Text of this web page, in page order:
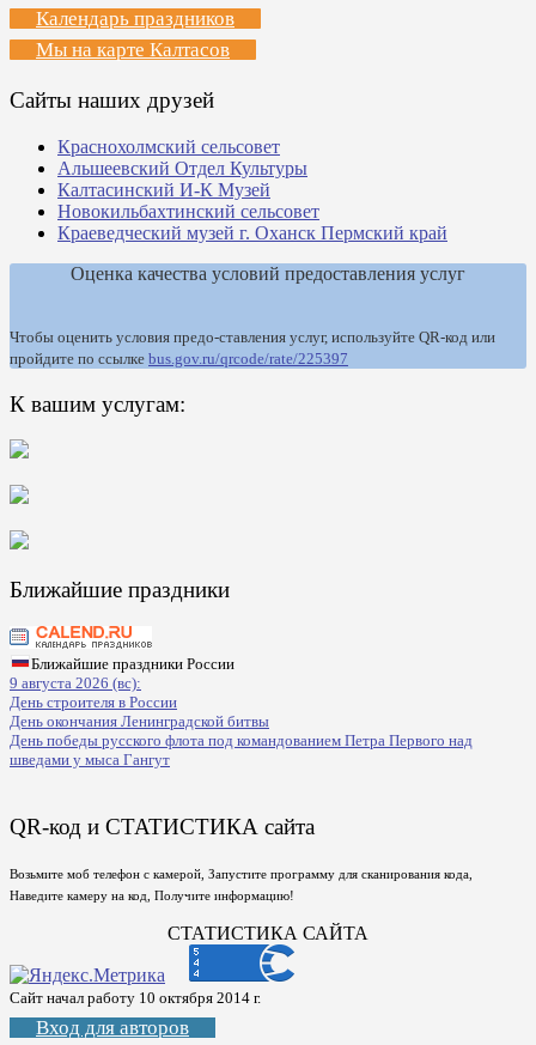
Календарь праздников
Мы на карте Калтасов
Сайты наших друзей
Краснохолмский сельсовет
Альшеевский Отдел Культуры
Калтасинский И-К Музей
Новокильбахтинский сельсовет
Краеведческий музей г. Оханск Пермский край
Оценка качества условий предоставления услуг
Чтобы оценить условия предо-ставления услуг, используйте QR-код или
пройдите по ссылке bus.gov.ru/qrcode/rate/225397
К вашим услугам:
Ближайшие праздники
Ближайшие праздники России
9 августа 2026 (вс):
День строителя в России
День окончания Ленинградской битвы
День победы русского флота под командованием Петра Первого над
шведами у мыса Гангут
QR-код и СТАТИСТИКА сайта
Возьмите моб телефон с камерой, Запустите программу для сканирования кода,
Наведите камеру на код, Получите информацию!
СТАТИСТИКА САЙТА
Сайт начал работу 10 октября 2014 г.
Вход для авторов